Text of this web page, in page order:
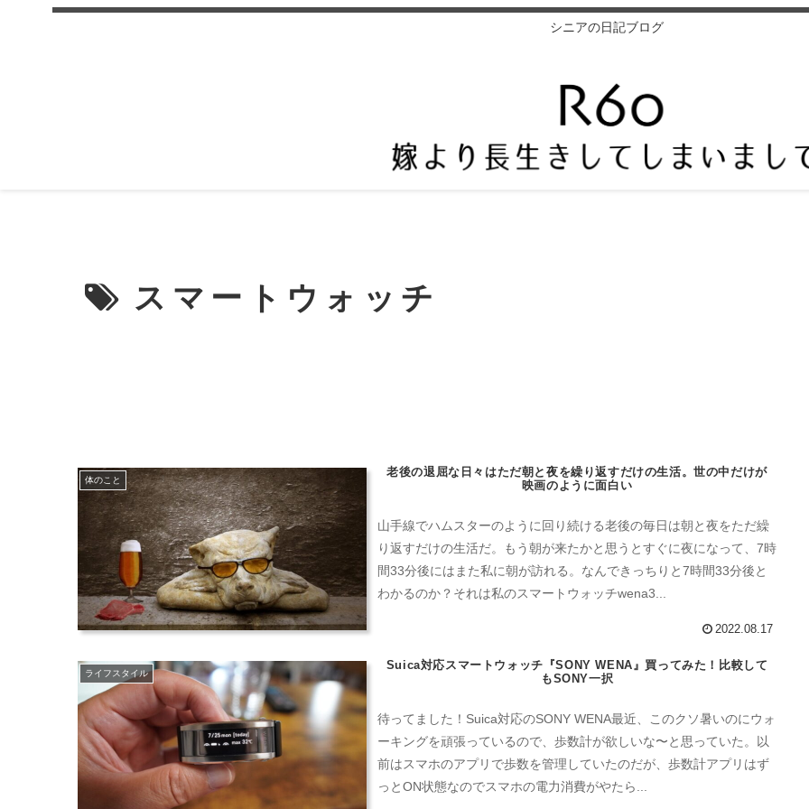
シニアの日記ブログ
スマートウォッチ
体のこと
老後の退屈な日々はただ朝と夜を繰り返すだけの生活。世の中だけが
映画のように面白い
山手線でハムスターのように回り続ける老後の毎日は朝と夜をただ繰
り返すだけの生活だ。もう朝が来たかと思うとすぐに夜になって、7時
間33分後にはまた私に朝が訪れる。なんできっちりと7時間33分後と
わかるのか？それは私のスマートウォッチwena3...
2022.08.17
ライフスタイル
Suica対応スマートウォッチ『SONY WENA』買ってみた！比較して
もSONY一択
待ってました！Suica対応のSONY WENA最近、このクソ暑いのにウォ
ーキングを頑張っているので、歩数計が欲しいな〜と思っていた。以
前はスマホのアプリで歩数を管理していたのだが、歩数計アプリはず
っとON状態なのでスマホの電力消費がやたら...